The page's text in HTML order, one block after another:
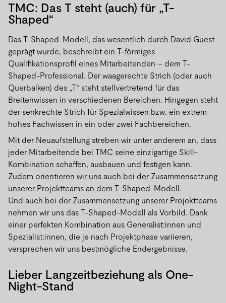
TMC: Das T steht (auch) für „T-
Shaped“
Das T-Shaped-Modell, das wesentlich durch David Guest
geprägt wurde, beschreibt ein T-förmiges
Qualifikationsprofil eines Mitarbeitenden – dem T-
Shaped-Professional. Der waagerechte Strich (oder auch
Querbalken) des „T“ steht stellvertretend für das
Breitenwissen in verschiedenen Bereichen. Hingegen steht
der senkrechte Strich für Spezialwissen bzw. ein extrem
hohes Fachwissen in ein oder zwei Fachbereichen.
Mit der Neuaufstellung streben wir unter anderem an, dass
jeder Mitarbeitende bei TMC seine einzigartige Skill-
Kombination schaffen, ausbauen und festigen kann.
Zudem orientieren wir uns auch bei der Zusammensetzung
unserer Projektteams an dem T-Shaped-Modell.
Und auch bei der Zusammensetzung unserer Projektteams
nehmen wir uns das T-Shaped-Modell als Vorbild. Dank
einer perfekten Kombination aus Generalist:innen und
Spezialist:innen, die je nach Projektphase variieren,
versprechen wir uns bestmögliche Endergebnisse.
Lieber Langzeitbeziehung als One-
Night-Stand